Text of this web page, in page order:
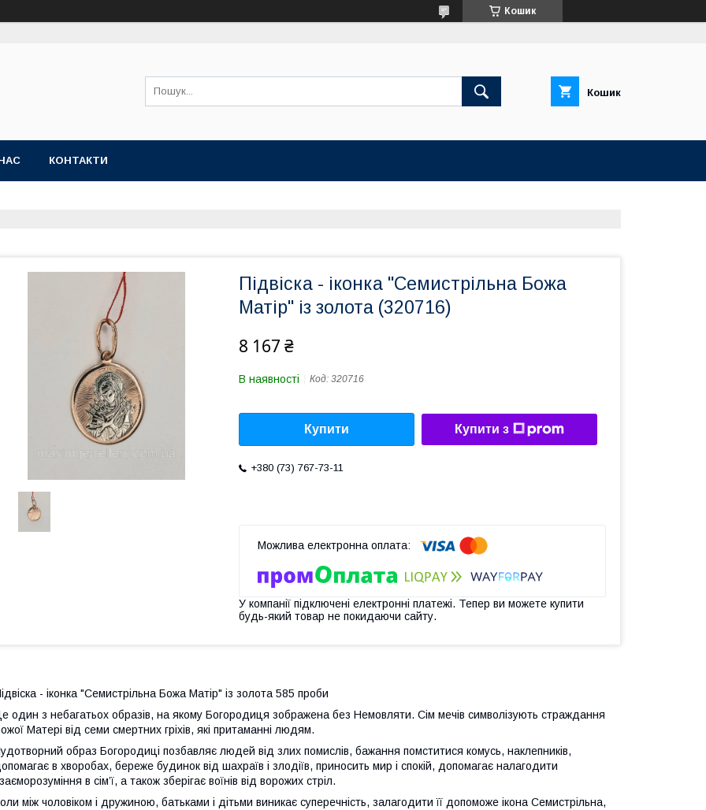
Кошик
Кошик
КОНТАКТИ
Підвіска - іконка "Семистрільна Божа
Матір" із золота (320716)
8 167 ₴
В наявності Код: 320716
Купити Купити з
+380 (73) 767-73-11
У компанії підключені електронні платежі. Тепер ви можете купити
будь-який товар не покидаючи сайту.
- іконка "Семистрільна Божа Матір" із золота 585 проби
один з небагатьох образів, на якому Богородиця зображена без Немовляти. Сім мечів символізують страждання
Матері від семи смертних гріхів, які притаманні людям.
образ Богородиці позбавляє людей від злих помислів, бажання помститися комусь, наклепників,
в хворобах, береже будинок від шахраїв і злодіїв, приносить мир і спокій, допомагає налагодити
в сім’ї, а також зберігає воїнів від ворожих стріл.
між чоловіком і дружиною, батьками і дітьми виникає суперечність, залагодити її допоможе ікона Семистрільна,